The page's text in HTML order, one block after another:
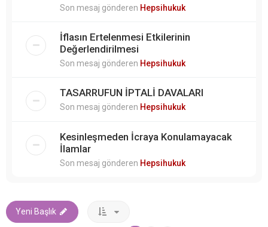
Son mesaj gönderen Hepsihukuk
İflasın Ertelenmesi Etkilerinin
Değerlendirilmesi
Son mesaj gönderen Hepsihukuk
TASARRUFUN İPTALİ DAVALARI
Son mesaj gönderen Hepsihukuk
Kesinleşmeden İcraya Konulamayacak
İlamlar
Son mesaj gönderen Hepsihukuk
Yeni Başlık